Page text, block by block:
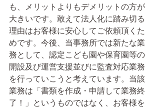
も、メリットよりもデメリットの方が
大きいです。敢えて法人化に踏み切る
理由はお客様に安心してご依頼頂くた
めです。今後、当事務所では新たな業
務として、認定こども園や保育園等の
開設及び運営支援並びに監査対応業務
を行っていこうと考えています。当該
業務は「書類を作成・申請して業務終
了！」というものではなく、お客様を